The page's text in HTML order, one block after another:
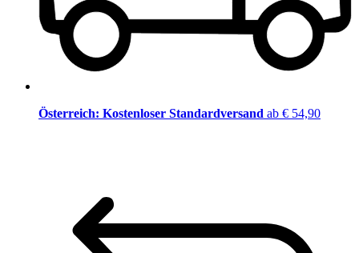
Österreich: Kostenloser Standardversand ab € 54,90